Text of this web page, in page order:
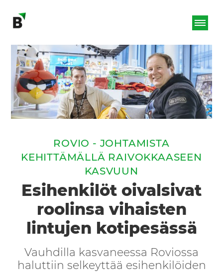
ROVIO - JOHTAMISTA
KEHITTÄMÄLLÄ RAIVOKKAASEEN
KASVUUN
Esihenkilöt oivalsivat
roolinsa vihaisten
lintujen kotipesässä
Vauhdilla kasvaneessa Roviossa
haluttiin selkeyttää esihenkilöiden